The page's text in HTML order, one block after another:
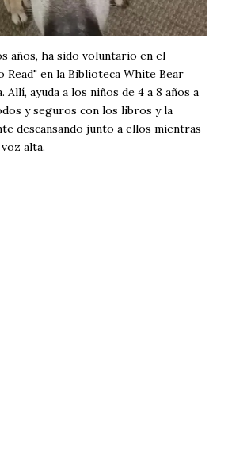
años, ha sido voluntario en el
Read" en la Biblioteca White Bear
Allí, ayuda a los niños de 4 a 8 años a
y seguros con los libros y la
descansando junto a ellos mientras
alta.